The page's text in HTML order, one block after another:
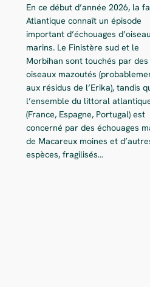
En ce début d’année 2026, la
Atlantique connaît un épisode
important d’échouages
marins. Le Finistère sud et le
Morbihan sont touchés par des
oiseaux mazoutés
aux résidus de l’Erika), tandis
l’ensemble du littoral
(France, Espagne, Portugal) est
concerné par des échouages
de Macareux moines et
espèces, fragilisés…